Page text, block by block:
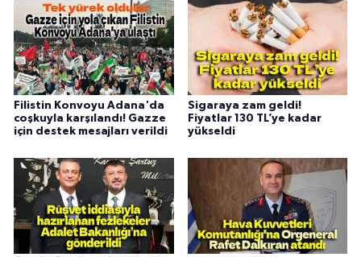
Filistin Konvoyu Adana'da
coşkuyla karşılandı! Gazze
için destek mesajları verildi
Sigaraya zam geldi!
Fiyatlar 130 TL’ye kadar
yükseldi